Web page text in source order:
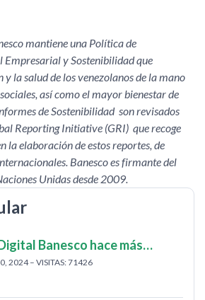
mantiene una Política de
Empresarial y Sostenibilidad que
la salud de los venezolanos de la mano
así como el mayor bienestar de
de Sostenibilidad son revisados
Reporting Initiative (GRI) que recoge
la elaboración de estos reportes, de
Banesco es firmante del
Unidas desde 2009.
Banesco hace más…
2024 – VISITAS: 71426